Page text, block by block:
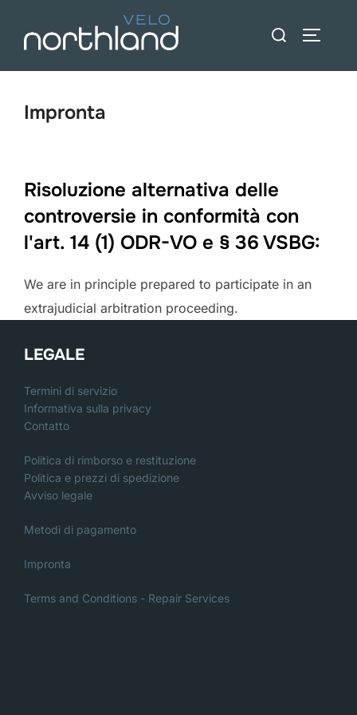
contenuto
Ricerca
Impronta
Risoluzione alternativa delle
controversie in conformità con
l'art. 14 (1) ODR-VO e § 36 VSBG:
We are in principle prepared to participate in an
extrajudicial arbitration proceeding.
LEGALE
Termini di servizio
Informativa sulla privacy
Contatto
Politica di rimborso e restituzione
Politica e prezzi di spedizione
Avviso legale
Metodi di pagamento
Impronta
Terms and Conditions - Repair Services